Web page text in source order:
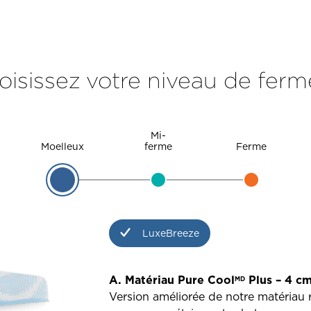
votre niveau de
Moelleux
Mi-
ferme
Ferme
LuxeBreeze
A. Matériau Pure CoolMDPlus – 4
Version améliorée de notre